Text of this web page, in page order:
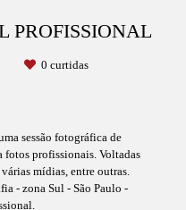
PROFISSIONAL
0 curtidas
sessão fotográfica de
fotos profissionais. Voltadas
mídias, entre outras.
- zona Sul - São Paulo -